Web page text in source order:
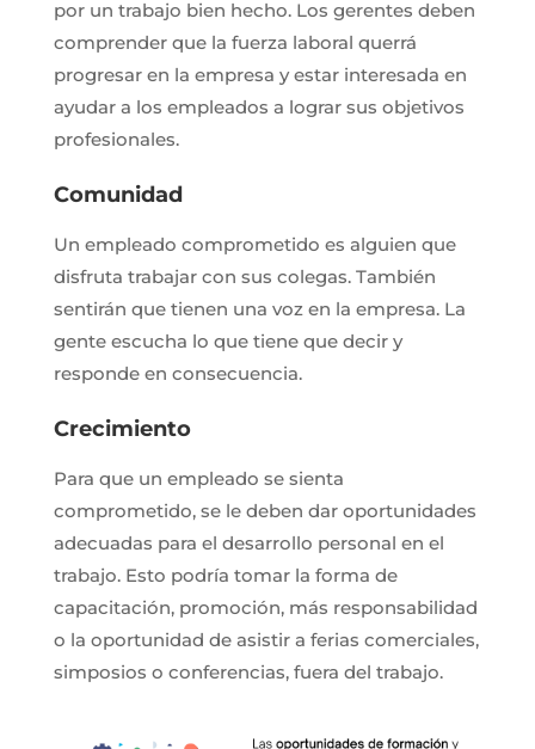
por un trabajo bien hecho. Los gerentes deben
comprender que la fuerza laboral querrá
progresar en la empresa y estar interesada en
ayudar a los empleados a lograr sus objetivos
profesionales.
Comunidad
Un empleado comprometido es alguien que
disfruta trabajar con sus colegas. También
sentirán que tienen una voz en la empresa. La
gente escucha lo que tiene que decir y
responde en consecuencia.
Crecimiento
Para que un empleado se sienta
comprometido, se le deben dar oportunidades
adecuadas para el desarrollo personal en el
trabajo. Esto podría tomar la forma de
capacitación, promoción, más responsabilidad
o la oportunidad de asistir a ferias comerciales,
simposios o conferencias, fuera del trabajo.